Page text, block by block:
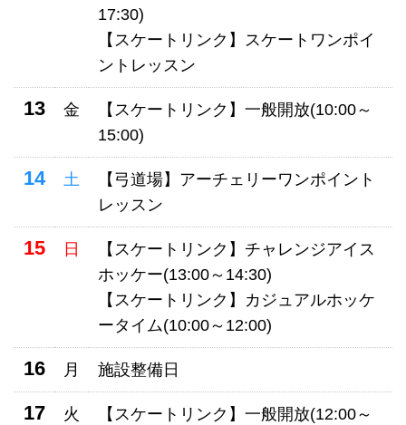
17:30)
【スケートリンク】スケートワンポイ
ントレッスン
13 金
【スケートリンク】一般開放(10:00～
15:00)
14 土
【弓道場】アーチェリーワンポイント
レッスン
15 日
【スケートリンク】チャレンジアイス
ホッケー(13:00～14:30)
【スケートリンク】カジュアルホッケ
ータイム(10:00～12:00)
16 月 施設整備日
17 火
【スケートリンク】一般開放(12:00～